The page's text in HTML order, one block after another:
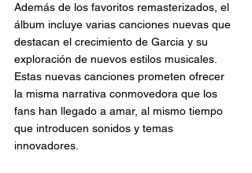
Además de los favoritos remasterizados, el
álbum incluye varias canciones nuevas que
destacan el crecimiento de Garcia y su
exploración de nuevos estilos musicales.
Estas nuevas canciones prometen ofrecer
la misma narrativa conmovedora que los
fans han llegado a amar, al mismo tiempo
que introducen sonidos y temas
innovadores.